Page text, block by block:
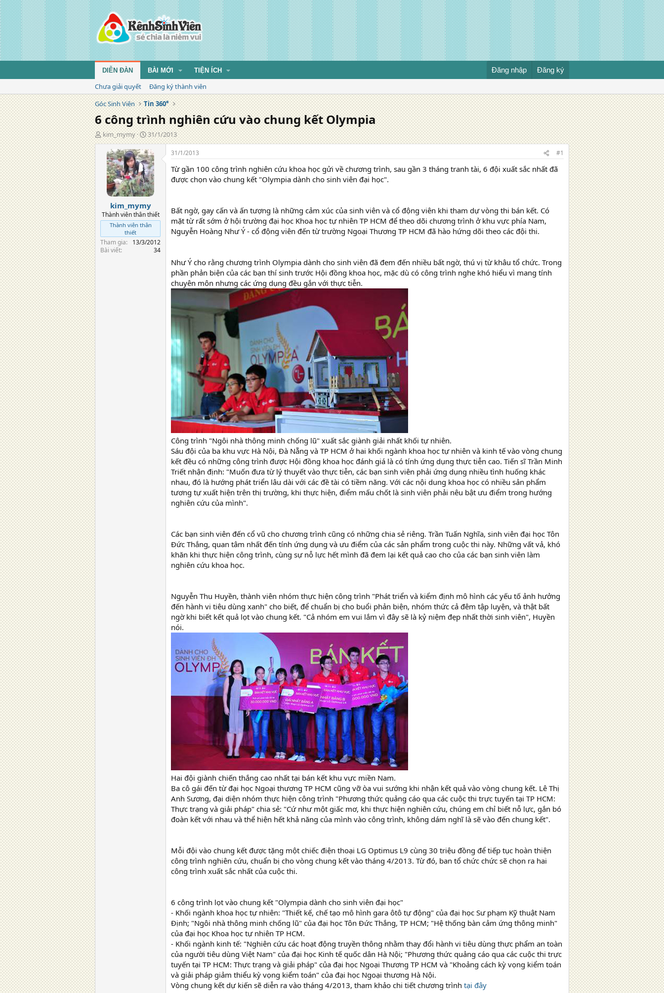
DIỄN ĐÀN BÀI MỚI TIỆN ÍCH Đăng nhập Đăng ký
Chưa giải quyết
Đăng ký thành viên
Góc Sinh Viên
Tin 360°
6 công trình nghiên cứu vào chung kết Olympia
T
á
kim_mymy
N
g
à
y
đ
ă
n
g
31/1/2013
kim_mymy
Thành viên thân thiết
Thành viên thân
thiết
Tham gia
13/3/2012
Bài viết
34
31/1/2013 #1
Từ gần 100 công trình nghiên cứu khoa học gửi về chương trình, sau gần 3 tháng tranh tài, 6 đội xuất sắc nhất đã
được chọn vào chung kết "Olympia dành cho sinh viên đại học".
Bất ngờ, gay cấn và ấn tượng là những cảm xúc của sinh viên và cổ động viên khi tham dự vòng thi bán kết. Có
mặt từ rất sớm ở hội trường đại học Khoa học tự nhiên TP HCM để theo dõi chương trình ở khu vực phía Nam,
Nguyễn Hoàng Như Ý - cổ động viên đến từ trường Ngoại Thương TP HCM đã hào hứng dõi theo các đội thi.
Như Ý cho rằng chương trình Olympia dành cho sinh viên đã đem đến nhiều bất ngờ, thú vị từ khâu tổ chức. Trong
phần phản biện của các bạn thí sinh trước Hội đồng khoa học, mặc dù có công trình nghe khó hiểu vì mang tính
chuyên môn nhưng các ứng dụng đều gắn với thực tiễn.
Công trình "Ngôi nhà thông minh chống lũ" xuất sắc giành giải nhất khối tự nhiên.
Sáu đội của ba khu vực Hà Nội, Đà Nẵng và TP HCM ở hai khối ngành khoa học tự nhiên và kinh tế vào vòng chung
kết đều có những công trình được Hội đồng khoa học đánh giá là có tính ứng dụng thực tiễn cao. Tiến sĩ Trần Minh
Triết nhận định: "Muốn đưa từ lý thuyết vào thực tiễn, các bạn sinh viên phải ứng dụng nhiều tình huống khác
nhau, đó là hướng phát triển lâu dài với các đề tài có tiềm năng. Với các nội dung khoa học có nhiều sản phẩm
tương tự xuất hiện trên thị trường, khi thực hiện, điểm mấu chốt là sinh viên phải nêu bật ưu điểm trong hướng
nghiên cứu của mình".
Các bạn sinh viên đến cổ vũ cho chương trình cũng có những chia sẻ riêng. Trần Tuấn Nghĩa, sinh viên đại học Tôn
Đức Thắng, quan tâm nhất đến tính ứng dụng và ưu điểm của các sản phẩm trong cuộc thi này. Những vất vả, khó
khăn khi thực hiện công trình, cùng sự nỗ lực hết mình đã đem lại kết quả cao cho của các bạn sinh viên làm
nghiên cứu khoa học.
Nguyễn Thu Huyền, thành viên nhóm thực hiện công trình "Phát triển và kiểm định mô hình các yếu tố ảnh hưởng
đến hành vi tiêu dùng xanh" cho biết, để chuẩn bị cho buổi phản biện, nhóm thức cả đêm tập luyện, và thật bất
ngờ khi biết kết quả lọt vào chung kết. "Cả nhóm em vui lắm vì đây sẽ là kỷ niệm đẹp nhất thời sinh viên", Huyền
nói.
Hai đội giành chiến thắng cao nhất tại bán kết khu vực miền Nam.
Ba cô gái đến từ đại học Ngoại thương TP HCM cũng vỡ òa vui sướng khi nhận kết quả vào vòng chung kết. Lê Thị
Anh Sương, đại diện nhóm thực hiện công trình "Phương thức quảng cáo qua các cuộc thi trực tuyến tại TP HCM:
Thực trạng và giải pháp" chia sẻ: "Cứ như một giấc mơ, khi thực hiện nghiên cứu, chúng em chỉ biết nỗ lực, gắn bó
đoàn kết với nhau và thể hiện hết khả năng của mình vào công trình, không dám nghĩ là sẽ vào đến chung kết".
Mỗi đội vào chung kết được tặng một chiếc điện thoại LG Optimus L9 cùng 30 triệu đồng để tiếp tục hoàn thiện
công trình nghiên cứu, chuẩn bị cho vòng chung kết vào tháng 4/2013. Từ đó, ban tổ chức chức sẽ chọn ra hai
công trình xuất sắc nhất của cuộc thi.
6 công trình lọt vào chung kết "Olympia dành cho sinh viên đại học"
- Khối ngành khoa học tự nhiên: "Thiết kế, chế tạo mô hình gara ôtô tự động" của đại học Sư phạm Kỹ thuật Nam
Định; "Ngôi nhà thông minh chống lũ" của đại học Tôn Đức Thắng, TP HCM; "Hệ thống bàn cảm ứng thông minh"
của đại học Khoa học tự nhiên TP HCM.
- Khối ngành kinh tế: "Nghiên cứu các hoạt động truyền thông nhằm thay đổi hành vi tiêu dùng thực phẩm an toàn
của người tiêu dùng Việt Nam" của đại học Kinh tế quốc dân Hà Nội; "Phương thức quảng cáo qua các cuộc thi trực
tuyến tại TP HCM: Thực trạng và giải pháp" của đại học Ngoại Thương TP HCM và "Khoảng cách kỳ vọng kiểm toán
và giải pháp giảm thiểu kỳ vọng kiểm toán" của đại học Ngoại thương Hà Nội.
Vòng chung kết dự kiến sẽ diễn ra vào tháng 4/2013, tham khảo chi tiết chương trình tại đây